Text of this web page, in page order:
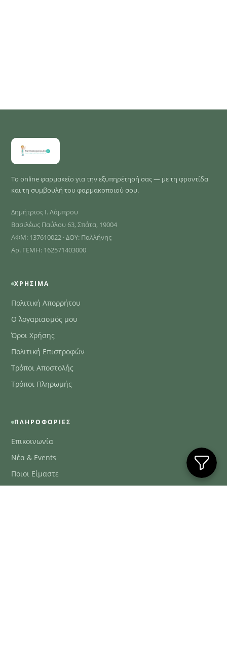
Το online φαρμακείο για την εξυπηρέτησή σας — με τη φροντίδα
και τη συμβουλή του φαρμακοποιού σου.
Δημήτριος Ι. Λάμπρου
Βασιλέως Παύλου 63, Σπάτα, 19004
ΑΦΜ: 137610022 · ΔΟΥ: Παλλήνης
Αρ. ΓΕΜΗ: 162571403000
ΧΡΉΣΙΜΑ
Πολιτική Απορρήτου
Ο λογαριασμός μου
Όροι Χρήσης
Πολιτική Επιστροφών
Τρόποι Αποστολής
Τρόποι Πληρωμής
ΠΛΗΡΟΦΟΡΊΕΣ
Επικοινωνία
Νέα & Events
Ποιοι Είμαστε